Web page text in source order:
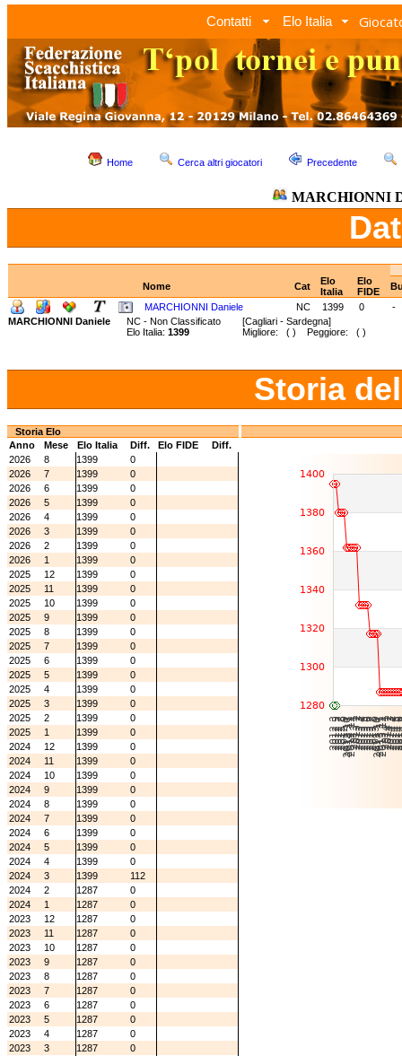
Contatti Elo Italia
Home Cerca altri giocatori Precedente
MARCHIONNI
Nome Cat
Elo
Italia
Elo
FIDE
MARCHIONNI Daniele
NC 1399 0
-
MARCHIONNI Daniele
NC - Non Classificato [Cagliari - Sardegna]
Elo Italia: 1399 Migliore: ( ) Peggiore: ( )
Storia
Storia Elo
Anno
Mese Elo Italia Diff. Elo FIDE
Diff.
2026
8 1399
0
2026
7 1399
0
2026
6 1399
0
2026
5 1399
0
2026
4 1399
0
2026
3 1399
0
2026
2 1399
0
2026
1 1399
0
2025
12 1399
0
2025
11 1399
0
2025
10 1399
0
2025
9 1399
0
2025
8 1399
0
2025
7 1399
0
2025
6 1399
0
2025
5 1399
0
2025
4 1399
0
2025
3 1399
0
2025
2 1399
0
2025
1 1399
0
2024
12 1399
0
2024
11 1399
0
2024
10 1399
0
2024
9 1399
0
2024
8 1399
0
2024
7 1399
0
2024
6 1399
0
2024
5 1399
0
2024
4 1399
0
2024
3 1399
112
2024
2 1287
0
2024
1 1287
0
2023
12 1287
0
2023
11 1287
0
2023
10 1287
0
2023
9 1287
0
2023
8 1287
0
2023
7 1287
0
2023
6 1287
0
2023
5 1287
0
2023
4 1287
0
2023
3 1287
0